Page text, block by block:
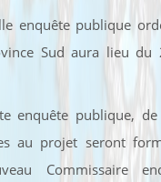
enquête publique
Sud aura lieu
enquête publique, de
au projet seront
Commissaire